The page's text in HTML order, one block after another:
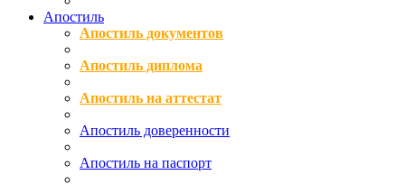
Апостиль
Апостиль документов
Апостиль диплома
Апостиль на аттестат
Апостиль доверенности
Апостиль на паспорт